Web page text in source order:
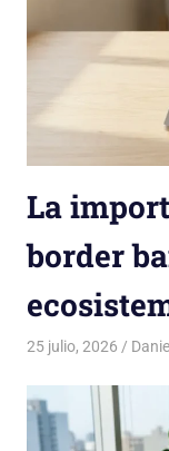
La
border
25 julio, 2026